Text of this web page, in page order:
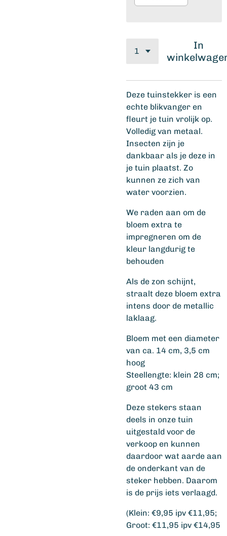
In
Deze tuinstekker is een
echte blikvanger en
fleurt je tuin vrolijk op.
Volledig van metaal.
Insecten zijn je
dankbaar als je deze in
je tuin plaatst. Zo
kunnen ze zich van
water voorzien.
We raden aan om de
bloem extra te
impregneren om de
kleur langdurig te
behouden
Als de zon schijnt,
straalt deze bloem extra
intens door de metallic
laklaag.
Bloem met een diameter
van ca. 14 cm, 3,5 cm
hoog
Steellengte: klein 28 cm;
groot 43 cm
Deze stekers staan
deels in onze tuin
uitgestald voor de
verkoop en kunnen
daardoor wat aarde aan
de onderkant van de
steker hebben. Daarom
is de prijs iets verlaagd.
(Klein: €9,95 ipv €11,95;
Groot: €11,95 ipv €14,95